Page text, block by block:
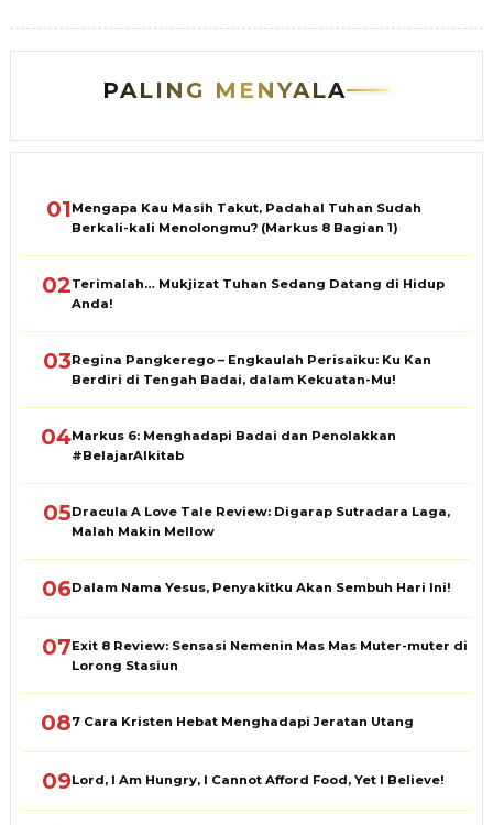
PALING MENYALA
01Mengapa Kau Masih Takut, Padahal Tuhan Sudah
Berkali-kali Menolongmu? (Markus 8 Bagian 1)
02Terimalah… Mukjizat Tuhan Sedang Datang di Hidup
Anda!
03Regina Pangkerego – Engkaulah Perisaiku: Ku Kan
Berdiri di Tengah Badai, dalam Kekuatan-Mu!
04Markus 6: Menghadapi Badai dan Penolakkan
#BelajarAlkitab
05Dracula A Love Tale Review: Digarap Sutradara Laga,
Malah Makin Mellow
06Dalam Nama Yesus, Penyakitku Akan Sembuh Hari Ini!
07Exit 8 Review: Sensasi Nemenin Mas Mas Muter-muter di
Lorong Stasiun
087 Cara Kristen Hebat Menghadapi Jeratan Utang
09Lord, I Am Hungry, I Cannot Afford Food, Yet I Believe!